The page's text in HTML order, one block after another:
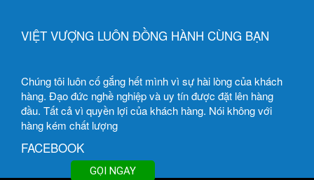
VIỆT VƯỢNG LUÔN ĐỒNG HÀNH CÙNG BẠN
Chúng tôi luôn cố gắng hết mình vì sự hài lòng của khách
hàng. Đạo đức nghề nghiệp và uy tín được đặt lên hàng
đầu. Tất cả vì quyền lợi của khách hàng. Nói không với
hàng kém chất lượng
FACEBOOK
GỌI NGAY